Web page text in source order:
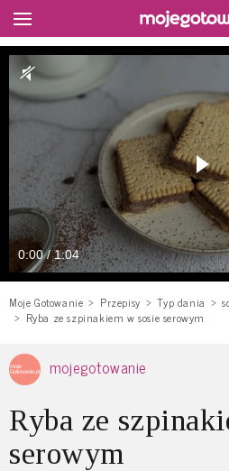
0:00 / 1:04
Moje Gotowanie Przepisy Typ dania
Ryba ze szpinakiem w sosie serowym
mojegotowanie
Ryba ze
serowym